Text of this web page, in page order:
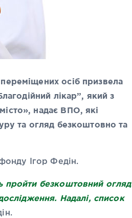
осіб призвела
лікар”, який з
надає ВПО, які
та огляд безкоштовно та
Ігор Федін.
пройти безкоштовний огляд
Надалі, список